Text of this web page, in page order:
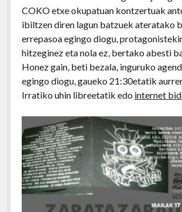
COKO etxe okupatuan kontzertuak
ibiltzen diren lagun batzuek ateratako
errepasoa egingo diogu,
hitzeginez eta nola ez, bertako abesti
Honez gain, beti bezala, inguruko
egingo diogu, gaueko 21:30etatik
Irratiko uhin libreetatik edo internet